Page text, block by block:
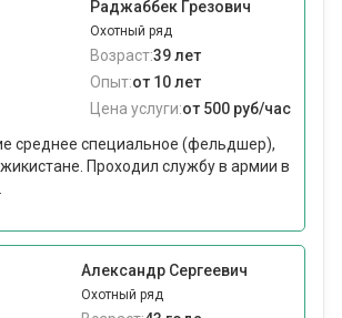
Раджаббек Грезович
Охотный ряд
Возраст:39 лет
Опыт:от 10 лет
Цена услуги:от 500 руб/час
среднее специальное (фельдшер),
Проходил службу в армии в
Александр Сергеевич
Охотный ряд